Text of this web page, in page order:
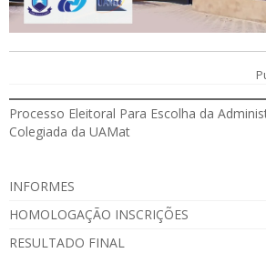
Processo Eleitoral Para Escolha da
Colegiada da UAMat
INFORMES
HOMOLOGAÇÃO INSCRIÇÕES
RESULTADO FINAL